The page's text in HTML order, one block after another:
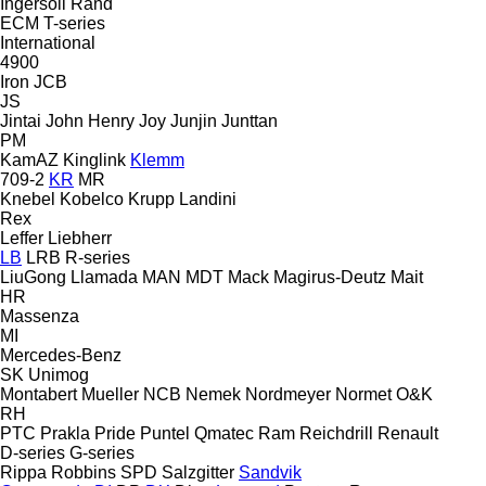
ECM T-series
International
4900
Iron JCB
JS
Jintai John Henry Joy Junjin Junttan
PM
KamAZ Kinglink Klemm
709-2 KR MR
Knebel Kobelco Krupp Landini
Rex
Leffer Liebherr
LB LRB R-series
LiuGong Llamada MAN MDT Mack Magirus-Deutz Mait
HR
Massenza
MI
Mercedes-Benz
SK Unimog
Montabert Mueller NCB Nemek Nordmeyer Normet O&K
RH
PTC Prakla Pride Puntel Qmatec Ram Reichdrill
Renault
D-series G-series
Rippa Robbins SPD Salzgitter Sandvik